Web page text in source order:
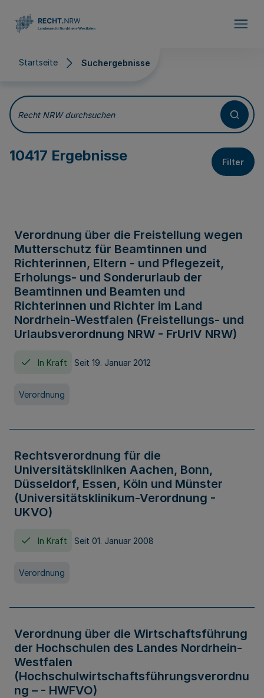
Startseite Suchergebnisse
Suchergebnisse
Recht NRW durchsuchen
10417 Ergebnisse Filter
Verordnung über die Freistellung wegen
Mutterschutz für Beamtinnen und
Richterinnen, Eltern - und Pflegezeit,
Erholungs- und Sonderurlaub der
Beamtinnen und Beamten und
Richterinnen und Richter im Land
Nordrhein-Westfalen (Freistellungs- und
Urlaubsverordnung NRW - FrUrlV NRW)
In Kraft Seit 19. Januar 2012
Verordnung
Rechtsverordnung für die
Universitätskliniken Aachen, Bonn,
Düsseldorf, Essen, Köln und Münster
(Universitätsklinikum-Verordnung -
UKVO)
In Kraft Seit 01. Januar 2008
Verordnung
Verordnung über die Wirtschaftsführung
der Hochschulen des Landes Nordrhein-
Westfalen
(Hochschulwirtschaftsführungsverordnu
ng – - HWFVO)